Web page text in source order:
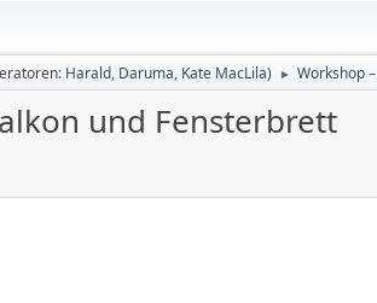
Harald, Daruma, Kate MacLila) ► Workshop
und Fensterbrett